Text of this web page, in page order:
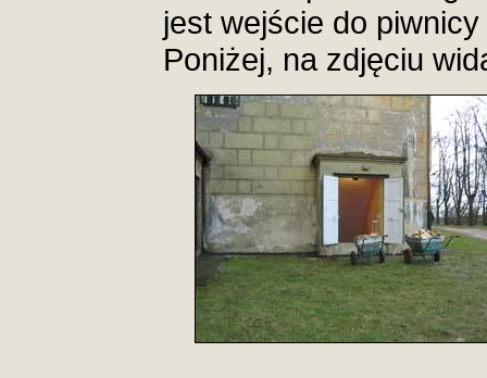
jest wejście do
Poniżej, na zdjęciu